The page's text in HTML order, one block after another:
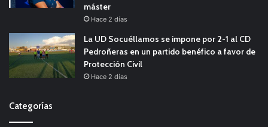
máster
Hace 2 días
La UD Socuéllamos se impone por 2-1 al CD
Pedroñeras en un partido benéfico a favor de
Protección Civil
Hace 2 días
Categorías